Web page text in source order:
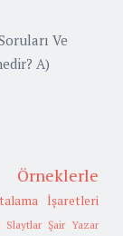
Ve
A)
Örneklerle
İşaretleri
Slaytlar Şair Yazar